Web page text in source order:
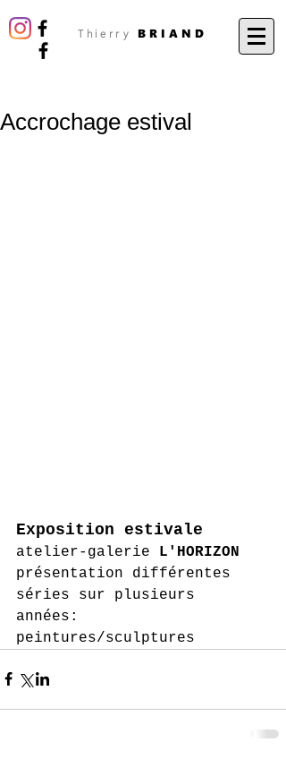
Thierry BRIAND
Accrochage estival
Exposition estivale
atelier-galerie L'HORIZON
présentation différentes
séries sur plusieurs
années:
peintures/sculptures